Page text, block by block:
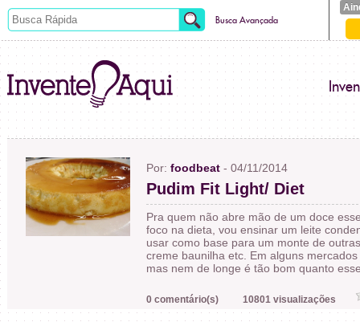
Busca Avançada
Por: foodbeat - 04/11/2014
Pudim Fit Light/ Diet
Pra quem não abre mão de um doce
foco na dieta, vou ensinar um leite
usar como base para um monte de
creme baunilha etc. Em alguns
mas nem de longe é tão bom quanto
0 comentário(s) 10801 visualizações